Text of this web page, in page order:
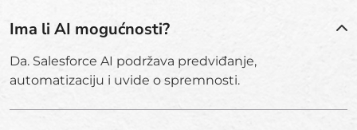
Ima li AI mogućnosti?
Da. Salesforce AI podržava predviđanje,
automatizaciju i uvide o spremnosti.